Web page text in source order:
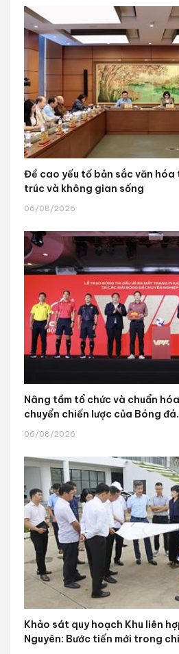
Đề cao yếu tố bản sắc văn
trúc và không gian sống
06/08/2026
Nâng tầm tổ chức và chuẩn
chuyển chiến lược của Bóng
06/08/2026
Khảo sát quy hoạch Khu liên
Nguyên: Bước tiến mới trong